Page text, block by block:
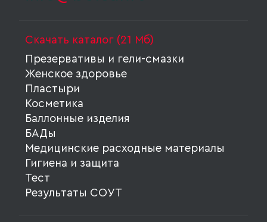
Скачать каталог (21 Мб)
Презервативы и гели-смазки
Женское здоровье
Пластыри
Косметика
Баллонные изделия
БАДы
Медицинские расходные материалы
Гигиена и защита
Тест
Результаты СОУТ